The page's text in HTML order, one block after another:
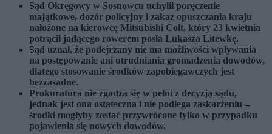
Sąd Okręgowy w Sosnowcu uchylił poręczenie
majątkowe, dozór policyjny i zakaz opuszczania kraju
nałożone na kierowcę Mitsubishi Colt, który 23 kwietnia
potrącił jadącego rowerem posła Łukasza Litewkę.
Sąd uznał, że podejrzany nie ma możliwości wpływania
na postępowanie ani utrudniania gromadzenia dowodów,
dlatego stosowanie środków zapobiegawczych jest
bezzasadne.
Prokuratura nie zgadza się w pełni z decyzją sądu,
jednak jest ona ostateczna i nie podlega zaskarżeniu –
środki mogłyby zostać przywrócone tylko w przypadku
pojawienia się nowych dowodów.